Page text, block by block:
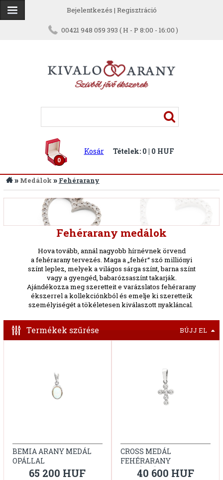
Bejelentkezés | Regisztráció
00421 948 059 393 ( H - P 8:00 - 16:00 )
0
Kosár Tételek: 0 | 0 HUF
» Medálok » Fehérarany
Fehérarany medálok
Hova tovább, annál nagyobb hírnévnek örvend
a fehérarany tervezés. Maga a „fehér“ szó milliónyi
színt leplez, melyek a világos sárga színt, barna színt
vagy a gyengéd, babarózsaszínt takarják.
Ajándékozza meg szeretteit e varázslatos fehérarany
ékszerrel a kollekciónkból és emelje ki szeretteik
személyiségét a tökéletesen kiválaszott nyakláncal.
Termékek szűrése BÚJJ EL
BEMIA ARANY MEDÁL
OPÁLLAL
65 200 HUF
CROSS MEDÁL
FEHÉRARANY
CIRKÓNIÁKKAL
40 600 HUF